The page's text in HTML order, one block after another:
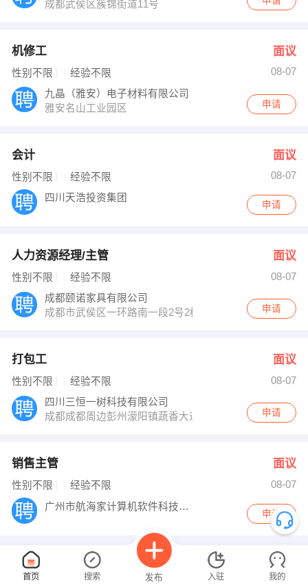
成都武侯区簇锦街道11号
机修工 面议
性别不限 经验不限
08-07
九晶（雅安）电子材料有限公司
雅安名山工业园区
申请
会计 面议
性别不限 经验不限
08-07
四川天浩投资集团
申请
人力资源经理/主管 面议
性别不限 经验不限
08-07
成都颐诺家具有限公司
成都市武侯区一环路南一段2号2栋1层15号
申请
打包工 面议
性别不限 经验不限
08-07
四川三恒一树科技有限公司
成都成都周边彭州濛阳镇蔬香大道339号
申请
销售主管 面议
性别不限 经验不限
08-07
广州市航海家计算机软件科技发展有限公司绵
申请
首页 搜索 发布 入驻 我的